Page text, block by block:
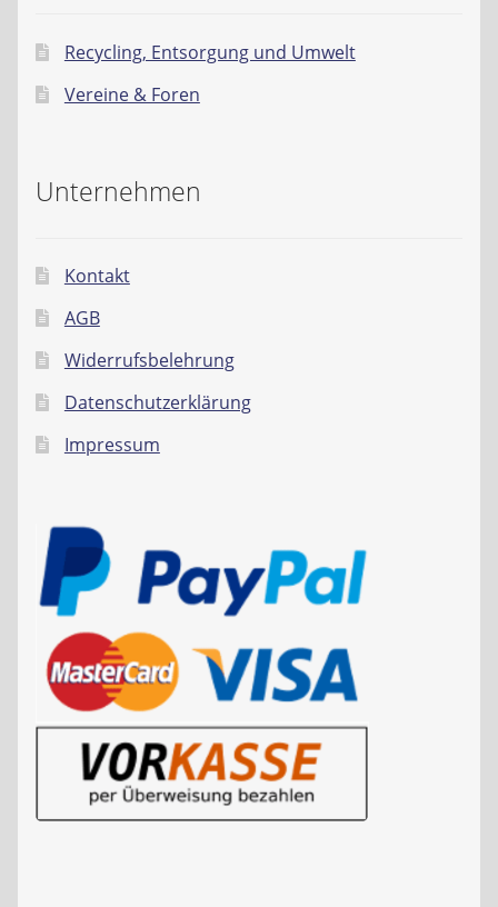
Recycling, Entsorgung und Umwelt
Vereine & Foren
Unternehmen
Kontakt
AGB
Widerrufsbelehrung
Datenschutzerklärung
Impressum